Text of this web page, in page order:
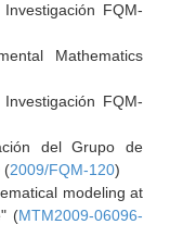
FQM-
Mathematics
FQM-
del Grupo de
(2009/FQM-120)
modeling at
(MTM2009-06096-